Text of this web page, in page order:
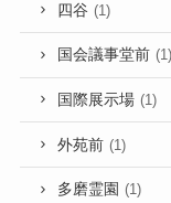
四谷 (1)
国会議事堂前 (1)
国際展示場 (1)
外苑前 (1)
多磨霊園 (1)